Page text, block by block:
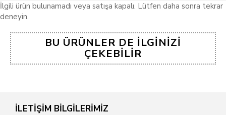
İlgili ürün bulunamadı veya satışa kapalı. Lütfen daha sonra tekrar
deneyin.
BU ÜRÜNLER DE İLGINIZI
ÇEKEBILIR
İLETİŞİM BİLGİLERİMİZ